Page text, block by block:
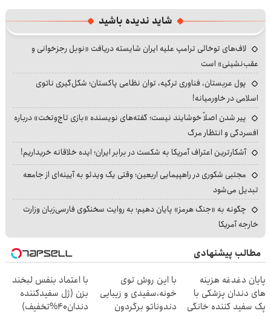
شاید ندیده باشید
لاف‌های توخالی ترامپ علیه ایران شایسته دریافت «نوبل رجزخوانی و
عقب‌نشینی» است
پول عربستان، فناوری ترکیه، توان نظامی پاکستان؛ شکل‌گیری ناتوی
اسلامی در خاورمیانه!
پیر شدن اصلاً خوشایند نیست؛ گفته‌های نویسنده «بازی تاج‌وتخت» درباره
افسردگی و انتظار مرگ
آشکارترین اعتراف آمریکا به شکست در برابر ایران؛ ایده خلاقانه خریداریم!
مجتبی شکوری در راهپیمایی اربعین؛ وقتی یک ویدئو به آیینه‌ای از جامعه
تبدیل می‌شود
چگونه به «جنگ هرمز» پایان دهیم؛ به روایت سخنگوی فارسی‌زبان وزارت
خارجه آمریکا
مطالب پیشنهادی
پایان دغدغه هزینه
های دندان پزشکی با
پک سفید کننده خانگی
با این روش توی
خونه،سفیدی و زیبایی
دندوناتو برگردون
با اعتماد بنفس لبخند
بزن (ژل سفیدکننده
دندان40%تخفیف)